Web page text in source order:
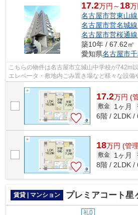
17.2万円～ 18万
名古屋市営東山線
名古屋市営名城線
名古屋市営桜通線
築10年 / 67.62㎡
愛知県名古屋市
こちらの物件は名古屋市立城山中学校が742m
エレベータ・敷地内ごみ置き場など様々な設備
17.2万円 (
敷金 1ヶ月
6階 / 2LDK /
18万円 (管
敷金 1ヶ月
8階 / 2LDK /
賃貸 | マンション プレミアコート星
礼0